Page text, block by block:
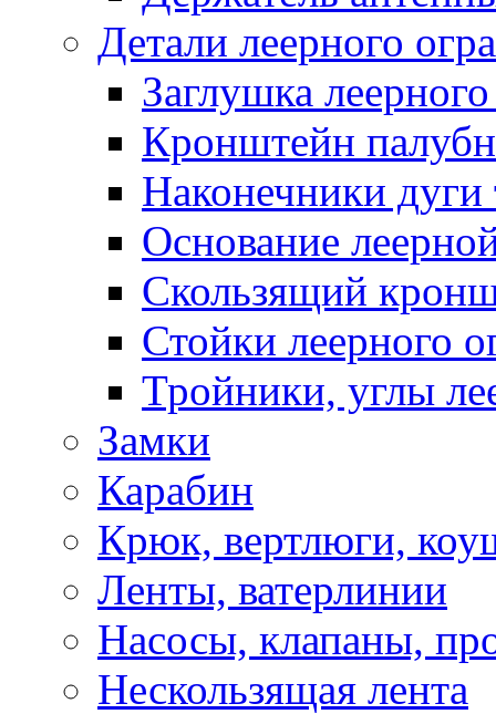
Детали леерного
Заглушка
Кронштейн
Наконечники дуги
Основание
Скользящий
Стойки леерного
Тройники, углы
Замки
Карабин
Крюк, вертлюги,
Ленты, ватерлинии
Насосы, клапаны,
Нескользящая лента